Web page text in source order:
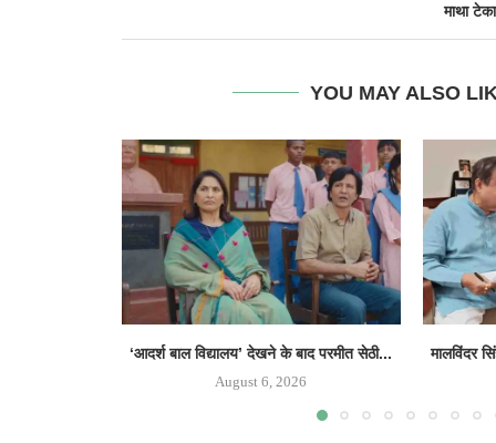
माथा टेका
YOU MAY ALSO
‘आदर्श बाल विद्यालय’ देखने के बाद परमीत सेठी...
August 6, 2026
मालविंदर